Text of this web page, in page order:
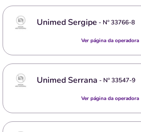
Unimed Sergipe - Nº33766-8
Ver página da operadora
Unimed Serrana - Nº33547-9
Ver página da operadora